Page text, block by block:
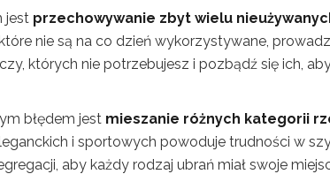
jest przechowywanie zbyt wielu
nie są na co dzień wykorzystywane,
których nie potrzebujesz i pozbądź się ich,
błędem jest mieszanie różnych kategorii
i sportowych powoduje trudności w
aby każdy rodzaj ubrań miał swoje